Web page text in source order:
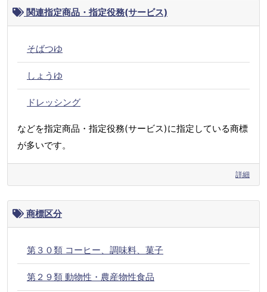
関連指定商品・指定役務(サービス)
そばつゆ
しょうゆ
ドレッシング
などを指定商品・指定役務(サービス)に指定している商標
が多いです。
詳細
商標区分
第３０類 コーヒー、調味料、菓子
第２９類 動物性・農産物性食品